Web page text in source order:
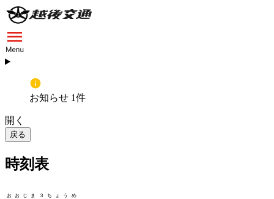
お知らせ 1件
開く
戻る
時刻表
おおじま３ちょうめ